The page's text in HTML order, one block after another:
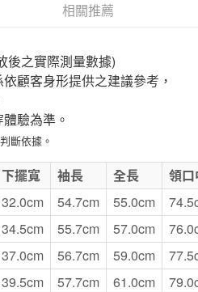
上)免運費
相關推薦
後之實際測量數據)
顧客身形提供之建議參考，
驗為準。
斷依據。
下擺寬 袖長 全長
領
32.0cm 54.7cm 55.0cm
34.5cm 55.7cm 57.0cm
37.0cm 56.7cm 59.0cm
39.5cm 57.7cm 61.0cm